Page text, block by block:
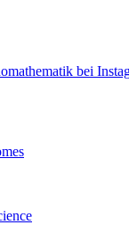
bei